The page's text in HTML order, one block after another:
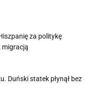
za politykę
migracją
Duński statek płynął bez